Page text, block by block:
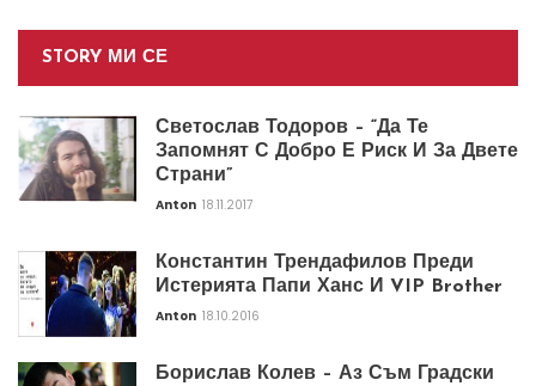
STORY МИ СЕ
Светослав Тодоров – “Да Те
Запомнят С Добро Е Риск И За Двете
Страни”
Anton 18.11.2017
Константин Трендафилов Преди
Истерията Папи Ханс И VIP Brother
Anton 18.10.2016
Борислав Колев – Аз Съм Градски